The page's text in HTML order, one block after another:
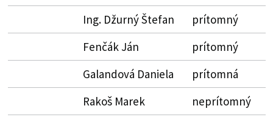
Ing. Džurný Štefan
prítomný
Fenčák Ján
prítomný
Galandová Daniela
prítomná
Rakoš Marek
neprítomný